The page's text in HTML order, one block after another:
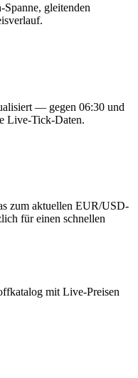
gleitenden
— gegen 06:30 und
Live-Tick-Daten.
zum aktuellen EUR/USD-
für einen schnellen
mit Live-Preisen